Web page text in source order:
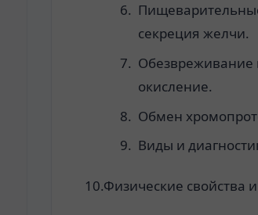
секреция желчи.
Обезвреживание
окисление.
Обмен
Виды и
10.Физические свойства